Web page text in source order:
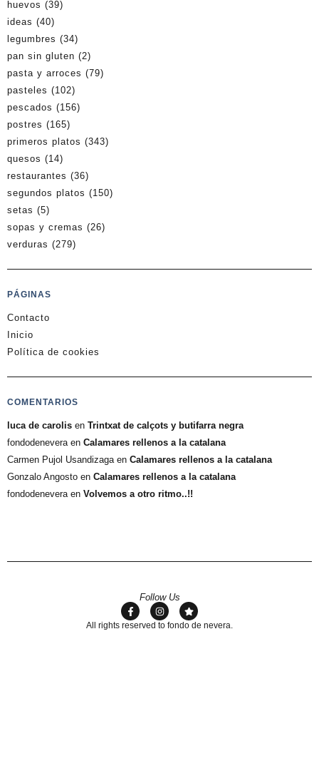
huevos (39)
ideas (40)
legumbres (34)
pan sin gluten (2)
pasta y arroces (79)
pasteles (102)
pescados (156)
postres (165)
primeros platos (343)
quesos (14)
restaurantes (36)
segundos platos (150)
setas (5)
sopas y cremas (26)
verduras (279)
PÁGINAS
Contacto
Inicio
Política de cookies
COMENTARIOS
luca de carolis en Trintxat de calçots y butifarra negra
fondodeneveraen Calamares rellenos a la catalana
Carmen Pujol Usandizagaen Calamares rellenos a la catalana
Gonzalo Angosto en Calamares rellenos a la catalana
fondodeneveraen Volvemos a otro ritmo..!!
Follow Us
All rights reserved to fondo de nevera.